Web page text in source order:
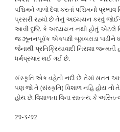
પશ્ચિમને ગાળો દેવા કરતાં પશ્ચિમનો
પ્રસરી રહ્યો છે તેનું અધ્યયન કરવું જોઈએ.
આવી દૃષ્ટિ કે અધ્યયન નથી હોતું એટલે
જ ઝૂનનપૂર્વક એકપક્ષી બૂમબરાડા પાડીને
જેનાથી પ્રતિક્રિયાવાદી નિરાશા
ધર્મપ્રચાર થઈ ગઈ છે.
સંસ્કૃતિ એક વહેતી નદી છે. તેમાં સતત
પણ જો તે (સંસ્કૃતિ) વિશાળ નહિ હોય
હોય છે. વિશાળતા વિના સાતત્ય કે
29-3-’92